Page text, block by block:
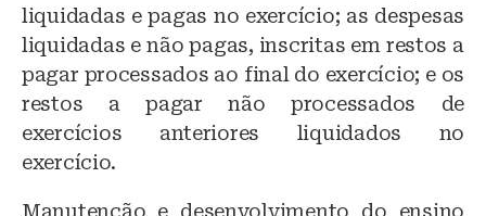
liquidadas e pagas no exercício; as despesas
liquidadas e não pagas, inscritas em restos a
pagar processados ao final do exercício; e os
restos a pagar não processados de
exercícios anteriores liquidados no
exercício.